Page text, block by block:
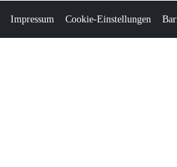
Impressum Cookie-Einstellungen